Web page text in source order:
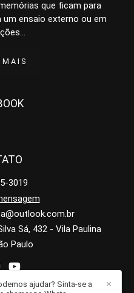
que ficam para
um ensaio externo ou em
3019
Sá, 432 - Vila Paulina
Paulo
✕
ajudar? Sinta-se a